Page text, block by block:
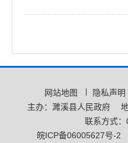
网站地图 隐私声明
主办：濉溪县人民政府
联系方式
皖ICP备06005627号-2